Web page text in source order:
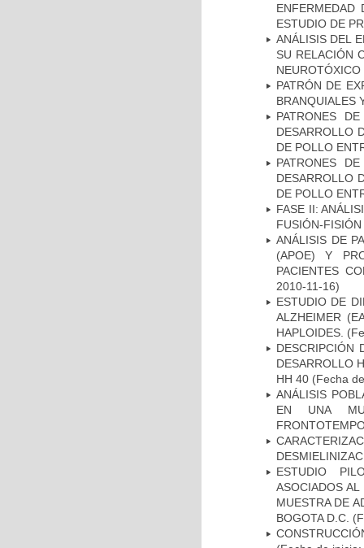
ENFERMEDAD
ESTUDIO DE
ANÁLISIS DEL
SU RELACIÓN
NEUROTÓXICO
PATRÓN DE
BRANQUIALES
PATRONES
DESARROLLO
DE POLLO
PATRONES
DESARROLLO
DE POLLO
FASE II:
FUSIÓN-
ANÁLISIS DE
(APOE) Y
PACIENTES
2010-11-16)
ESTUDIO DE
ALZHEIMER
HAPLOIDES.
DESCRIPCIÓN
DESARROLLO
HH 40 (Fecha
ANÁLISIS
EN UNA
ESTUDIO
ASOCIADOS
MUESTRA DE
BOGOTA D.C.